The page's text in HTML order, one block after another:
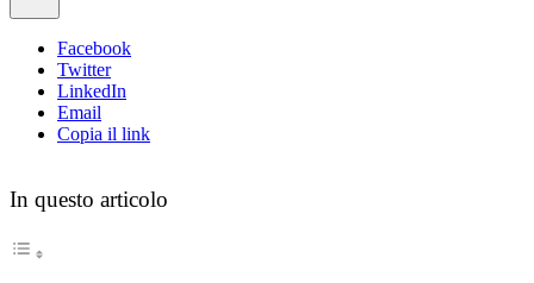
Facebook
Twitter
LinkedIn
Email
Copia il link
In questo articolo